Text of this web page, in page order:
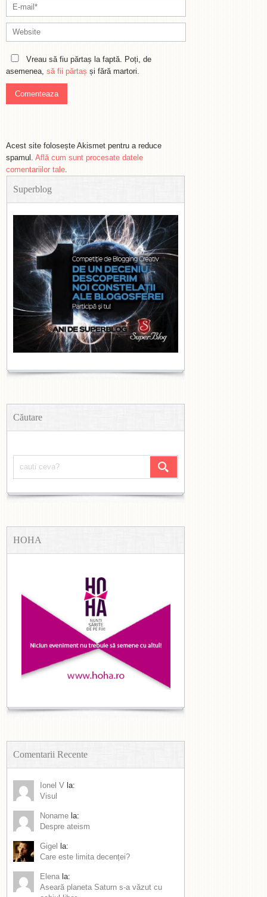
Vreau să fiu părtaș la faptă. Poți, de
asemenea, să fii părtaș și fără martori.
Acest site folosește Akismet pentru a reduce
spamul. Află cum sunt procesate datele
comentariilor tale.
Superblog
Căutare
HOHA
Comentarii Recente
Ionel V la:
Visul
Noname la:
Despre ateism
Gigel
la:
Care este limita decenței?
Elena la:
Aseară planeta Saturn s-a văzut cu